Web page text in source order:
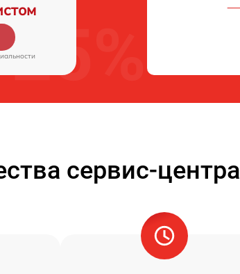
сервис-центра